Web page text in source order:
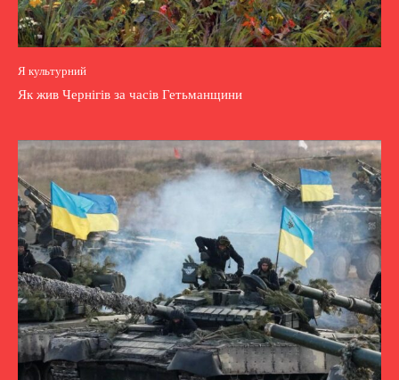
Я культурний
Як жив Чернігів за часів Гетьманщини